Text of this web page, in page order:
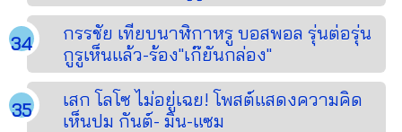
กรรชัย เทียบนาฬิกาหรู บอสพอล รุ่นต่อรุ่น
กูรูเห็นแล้ว-ร้อง"เก๊ยันกล่อง"
เสก โลโซ ไม่อยู่เฉย! โพสต์แสดงความคิด
เห็นปม กันต์- มิน-แซม